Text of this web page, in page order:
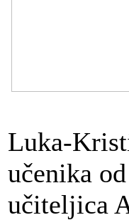
Luka-
učenika
učiteljica